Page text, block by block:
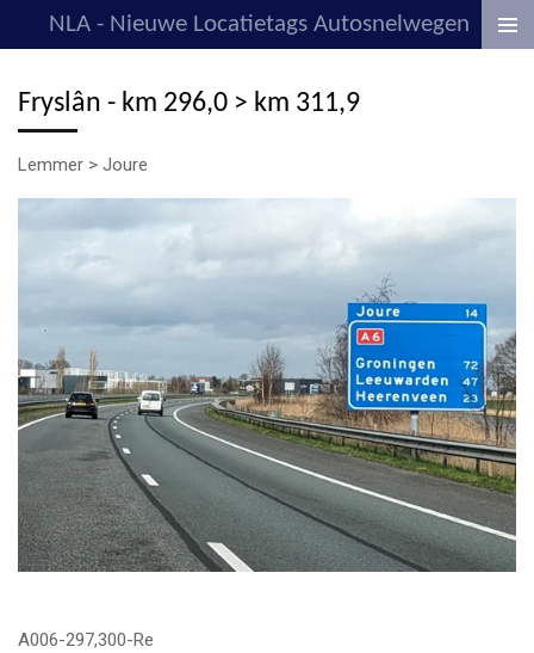
direct
de
NLA - Nieuwe Locatietags Autosnelwegen
Fryslân - km 296,0 > km 311,9
Lemmer > Joure
A006-297,300-Re